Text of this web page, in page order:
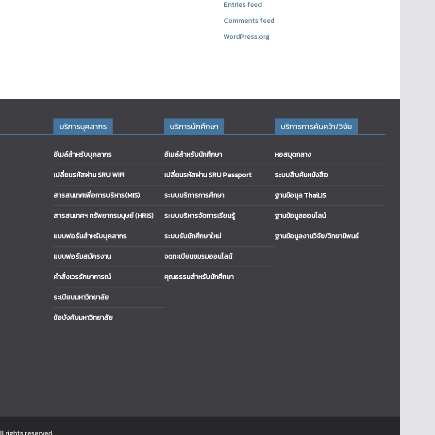
Entries feed
Comments feed
WordPress.org
บริการบุคลากร
อีเมล์สำหรับบุคลากร
เปลี่ยนรหัสผ่าน SRU WIFI
สารสนเทศเพื่อการบริหาร(MIS)
สารสนเทศฯ ทรัพยากรมนุษย์ (HRIS)
แบบฟอร์มสำหรับบุคลากร
แบบฟอร์มสมัครงาน
คำสั่งเวรรักษาการณ์
ระเบียบมหาวิทยาลัย
ข้อบังคับมหาวิทยาลัย
บริการนักศึกษา
อีเมล์สำหรับนักศึกษา
เปลี่ยนรหัสผ่าน SRU Passport
ระบบบริการการศึกษา
ระบบบริหารจัดการเรียนรู้
ระบบรับนักศึกษาใหม่
จดทะเบียนชมรมออนไลน์
คุณธรรมสำหรับนักศึกษา
บริการการค้นคว้า/วิจัย
หอสมุดกลาง
ระบบสืบค้นหนังสือ
ฐานข้อมุล ThaiLIS
ฐานข้อมูลออนไลน์
ฐานข้อมูลงานวิจัย/วิทยานิพนธ์